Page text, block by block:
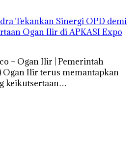
Tekankan Sinergi OPD demi
Ogan Ilir di APKASI Expo
– Ogan Ilir | Pemerintah
Ogan Ilir terus memantapkan
keikutsertaan…